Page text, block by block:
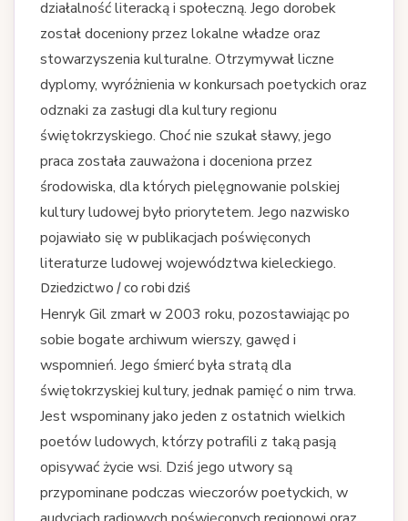
działalność literacką i społeczną. Jego dorobek
został doceniony przez lokalne władze oraz
stowarzyszenia kulturalne. Otrzymywał liczne
dyplomy, wyróżnienia w konkursach poetyckich oraz
odznaki za zasługi dla kultury regionu
świętokrzyskiego. Choć nie szukał sławy, jego
praca została zauważona i doceniona przez
środowiska, dla których pielęgnowanie polskiej
kultury ludowej było priorytetem. Jego nazwisko
pojawiało się w publikacjach poświęconych
literaturze ludowej województwa kieleckiego.
Dziedzictwo / co robi dziś
Henryk Gil zmarł w 2003 roku, pozostawiając po
sobie bogate archiwum wierszy, gawęd i
wspomnień. Jego śmierć była stratą dla
świętokrzyskiej kultury, jednak pamięć o nim trwa.
Jest wspominany jako jeden z ostatnich wielkich
poetów ludowych, którzy potrafili z taką pasją
opisywać życie wsi. Dziś jego utwory są
przypominane podczas wieczorów poetyckich, w